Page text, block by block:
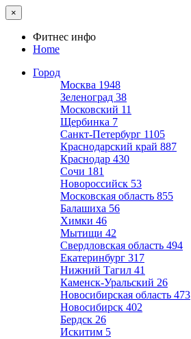
×
Фитнес инфо
Home
Город
Москва 1948
Зеленоград 38
Московский 11
Щербинка 7
Санкт-Петербург 1105
Краснодарский край 887
Краснодар 430
Сочи 181
Новороссийск 53
Московская область 855
Балашиха 56
Химки 46
Мытищи 42
Свердловская область 494
Екатеринбург 317
Нижний Тагил 41
Каменск-Уральский 26
Новосибирская область 473
Новосибирск 402
Бердск 26
Искитим 5